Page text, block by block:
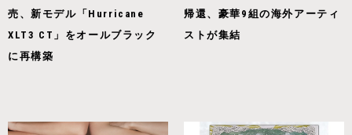
売、新モデル「Hurricane
XLT3 CT」をオールブラック
に再構築
帰還、豪華9組の海外アーティ
ストが集結